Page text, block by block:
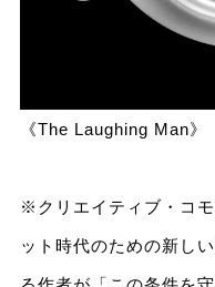
《The Laughing Man》
※クリエイティブ・コ
ット時代のための新し